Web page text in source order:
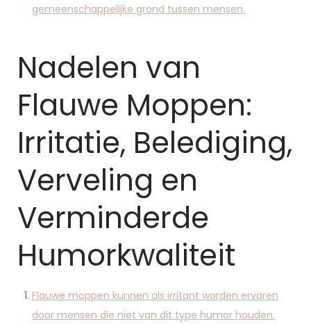
gemeenschappelijke grond tussen mensen.
Nadelen van
Flauwe Moppen:
Irritatie, Belediging,
Verveling en
Verminderde
Humorkwaliteit
Flauwe moppen kunnen als irritant worden ervaren
door mensen die niet van dit type humor houden.